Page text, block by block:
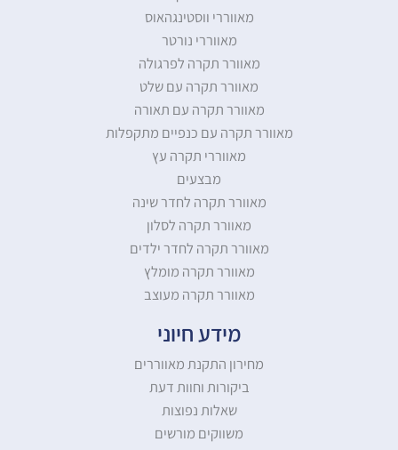
מאווררי ווסטינגהאוס
מאווררי נורטר
מאוורר תקרה לפרגולה
מאוורר תקרה עם שלט
מאוורר תקרה עם תאורה
מאוורר תקרה עם כנפיים מתקפלות
מאווררי תקרה עץ
מבצעים
מאוורר תקרה לחדר שינה
מאוורר תקרה לסלון
מאוורר תקרה לחדר ילדים
מאוורר תקרה מומלץ
מאוורר תקרה מעוצב
מידע חיוני
מחירון התקנת מאווררים
ביקורות וחוות דעת
שאלות נפוצות
משווקים מורשים